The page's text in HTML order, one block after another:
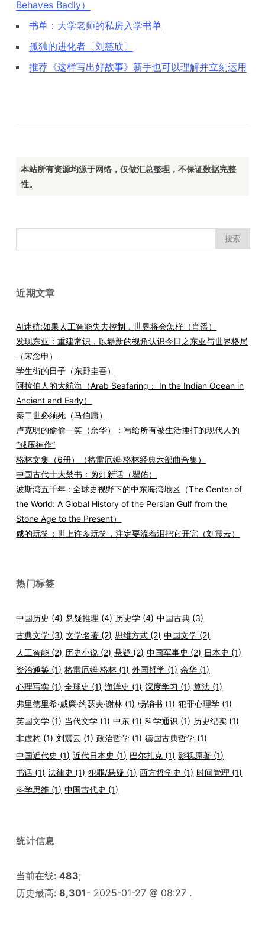
Behaves Badly）
书单：大学老师的私房入学书单
孤独的进化者〔刘慈欣〕
推荐《这样写出好故事》新手也可以理解并立刻运用
本站所有资源均源于网络，仅做汇总整理，不保证数据完整
性。
索：
近期文章
AI迷航:如果人工智能失去控制，世界将会怎样（肖遥）
发现东亚：重建常识，以崭新的视角认识今日之东亚与世界格局
（宋念申）
学生街的日子（东野圭吾）
阿拉伯人的大航海（Arab Seafaring： In the Indian Ocean in
Ancient and Early）
秦二世必须死（马伯庸）
卢克明的偷偷一笑（余华）：写给所有被生活捶打的现代人的
“减压神作”
格林文集（6册）（格雷厄姆·格林经典六部曲合集）
中国古代十大禁书：剪灯新话（瞿佑）
波斯湾五千年 : 全球史视野下的中东海湾地区（The Center of
the World: A Global History of the Persian Gulf from the
Stone Age to the Present）
咸的玩笑：世上许多玩笑，注定要流着泪把它开完（刘震云）
热门标签
中国历史 (4) 悬疑推理 (4) 历史学 (4) 中国古典 (3)
古典文学 (3) 文学名著 (2) 思维方式 (2) 中国文学 (2)
人工智能 (2) 历史小说 (2) 悬疑 (2) 中国军事史 (2) 日本史 (1)
资治通鉴 (1) 格雷厄姆·格林 (1) 外国哲学 (1) 余华 (1)
心理写实 (1) 全球史 (1) 海洋史 (1) 深度学习 (1) 算法 (1)
弗里德里希·威廉·约瑟夫·谢林 (1) 畅销书 (1) 犯罪心理学 (1)
英国文学 (1) 当代文学 (1) 中东 (1) 科学通识 (1) 历史纪实 (1)
非虚构 (1) 刘震云 (1) 政治哲学 (1) 德国古典哲学 (1)
中国近代史 (1) 近代日本史 (1) 巴尔扎克 (1) 影视原著 (1)
书话 (1) 法律史 (1) 犯罪/悬疑 (1) 西方哲学史 (1) 时间管理 (1)
科学思维 (1) 中国古代史 (1)
统计信息
当前在线:483;
历史最高:8,301- 2025-01-27 @ 08:27 .